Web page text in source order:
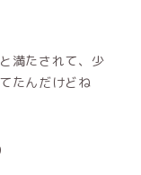
満たされて、少
たんだけどね